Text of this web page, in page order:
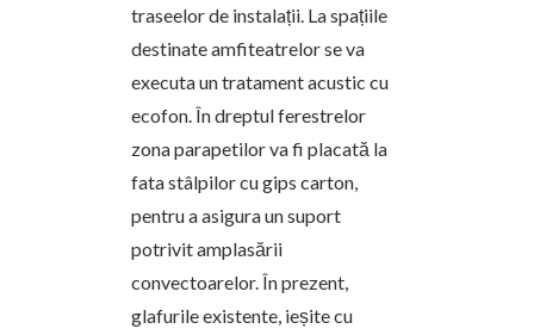
traseelor de instalații. La spațiile
destinate amfiteatrelor se va
executa un tratament acustic cu
ecofon. În dreptul ferestrelor
zona parapetilor va fi placată la
fata stâlpilor cu gips carton,
pentru a asigura un suport
potrivit amplasării
convectoarelor. În prezent,
glafurile existente, ieșite cu